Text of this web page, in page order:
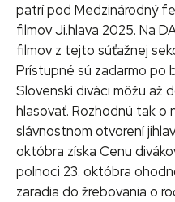
patrí pod Medzinárodný
filmov Ji.hlava 2025. Na
filmov z tejto súťažnej
Prístupné sú zadarmo po
Slovenskí diváci môžu až
hlasovať. Rozhodnú tak o
slávnostnom otvorení
októbra získa Cenu
polnoci 23. októbra
zaradia do žrebovania o